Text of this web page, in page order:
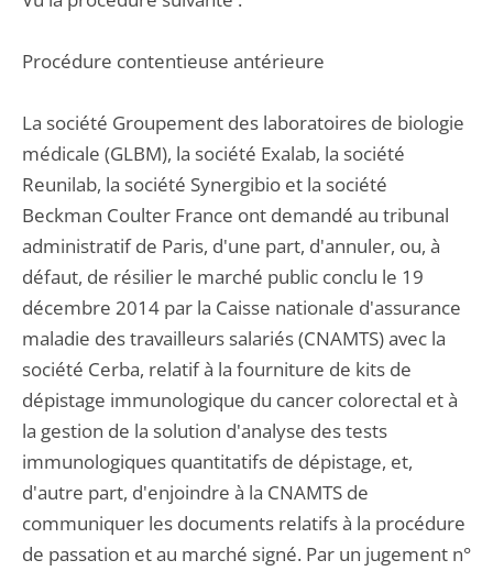
Procédure contentieuse antérieure
La société Groupement des laboratoires de biologie
médicale (GLBM), la société Exalab, la société
Reunilab, la société Synergibio et la société
Beckman Coulter France ont demandé au tribunal
administratif de Paris, d'une part, d'annuler, ou, à
défaut, de résilier le marché public conclu le 19
décembre 2014 par la Caisse nationale d'assurance
maladie des travailleurs salariés (CNAMTS) avec la
société Cerba, relatif à la fourniture de kits de
dépistage immunologique du cancer colorectal et à
la gestion de la solution d'analyse des tests
immunologiques quantitatifs de dépistage, et,
d'autre part, d'enjoindre à la CNAMTS de
communiquer les documents relatifs à la procédure
de passation et au marché signé. Par un jugement n°